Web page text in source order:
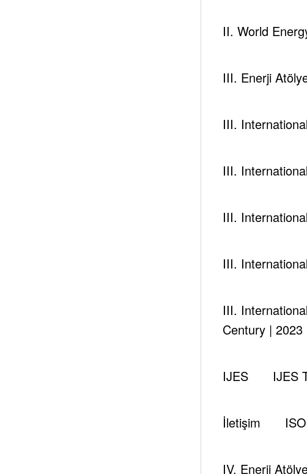
II. World
III. Enerji
III.
III.
III.
III.
III.
Century | 2023
IJES IJES
İletişim
IV. Enerji